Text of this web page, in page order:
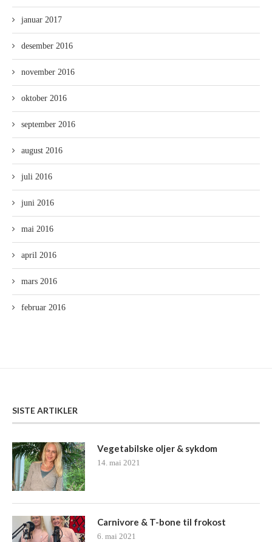
januar 2017
desember 2016
november 2016
oktober 2016
september 2016
august 2016
juli 2016
juni 2016
mai 2016
april 2016
mars 2016
februar 2016
SISTE ARTIKLER
Vegetabilske oljer & sykdom
14. mai 2021
Carnivore & T-bone til frokost
6. mai 2021